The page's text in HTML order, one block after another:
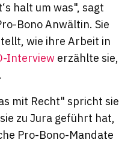
halt um was", sagt
Bono Anwältin. Sie
wie ihre Arbeit in
-Interview erzählte sie,
mit Recht" spricht sie
zu Jura geführt hat,
Pro-Bono-Mandate